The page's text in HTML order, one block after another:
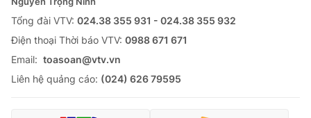
Tổng đài VTV: 024.38 355 931 - 024.38 355 932
Ðiện thoại Thời báo VTV: 0988 671 671
Email: toasoan@vtv.vn
Liên hệ quảng cáo: (024) 626 79595